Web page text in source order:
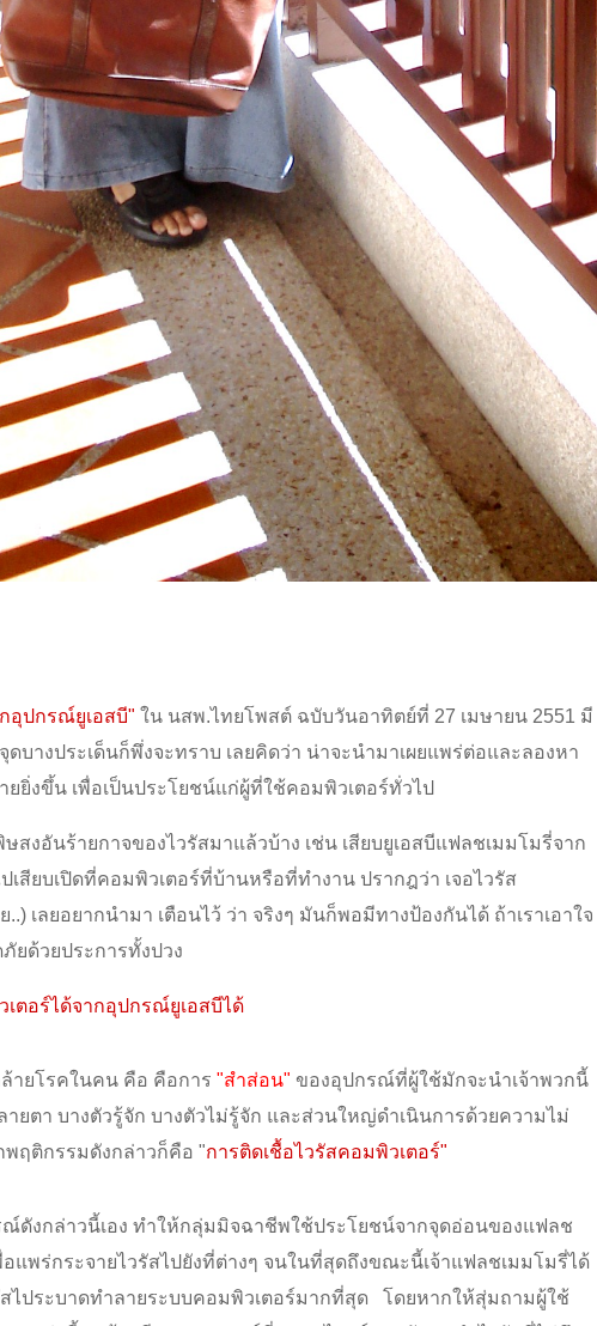
อุปกรณ์ยูเอสบี" ใน นสพ.ไทยโพสต์ ฉบับวันอาทิตย์ที่ 27 เมษายน 2551 มี
บางประเด็นก็พึ่งจะทราบ เลยคิดว่า น่าจะนำมาเผยแพร่ต่อและลองหา
ยิ่งขึ้น เพื่อเป็นประโยชน์แก่ผู้ที่ใช้คอมพิวเตอร์ทั่วไป
สงอันร้ายกาจของไวรัสมาแล้วบ้าง เช่น เสียบยูเอสบีแฟลชเมมโมรี่จาก
เสียบเปิดที่คอมพิวเตอร์ที่บ้านหรือที่ทำงาน ปรากฎว่า เจอไวรัส
เลยอยากนำมา เตือนไว้ ว่า จริงๆ มันก็พอมีทางป้องกันได้ ถ้าเราเอาใจ
ยด้วยประการทั้งปวง
เตอร์ได้จากอุปกรณ์ยูเอสบีได้
ายโรคในคน คือ คือการ "สำส่อน" ของอุปกรณ์ที่ผู้ใช้มักจะนำเจ้าพวกนี้
ยตา บางตัวรู้จัก บางตัวไม่รู้จัก และส่วนใหญ่ดำเนินการด้วยความไม่
พฤติกรรมดังกล่าวก็คือ "การติดเชื้อไวรัสคอมพิวเตอร์"
ดังกล่าวนี้เอง ทำให้กลุ่มมิจฉาชีพใช้ประโยชน์จากจุดอ่อนของแฟลช
แพร่กระจายไวรัสไปยังที่ต่างๆ จนในที่สุดถึงขณะนี้เจ้าแฟลชเมมโมรี่ได้
ไประบาดทำลายระบบคอมพิวเตอร์มากที่สุด โดยหากให้สุ่มถามผู้ใช้